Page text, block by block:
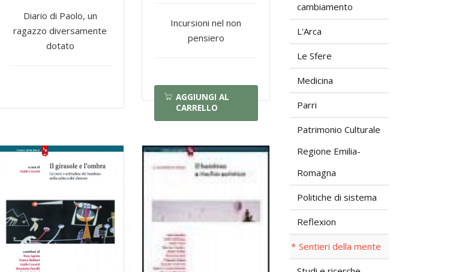
Diario di Paolo, un
ragazzo diversamente
dotato
Incursioni nel non
pensiero
AGGIUNGI AL
CARRELLO
cambiamento
L'Arca
Le Sfere
Medicina
Parri
Patrimonio Culturale
Regione Emilia-
Romagna
Politiche di sistema
Reflexion
Sentieri della mente